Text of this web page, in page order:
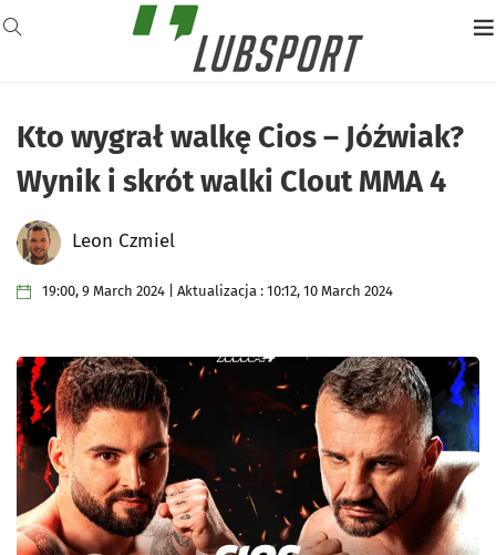
Kto wygrał walkę Cios – Jóźwiak?
Wynik i skrót walki Clout MMA 4
Leon Czmiel
19:00, 9 March 2024 | Aktualizacja : 10:12, 10 March 2024